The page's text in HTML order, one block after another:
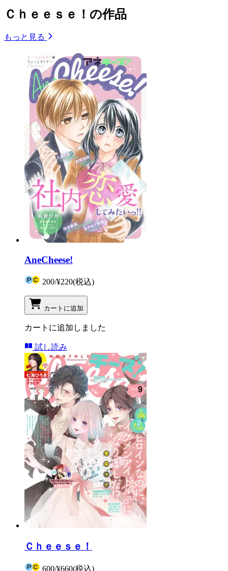
Ｃｈｅｅｓｅ！の作品
もっと見る
AneCheese!
200/¥220(税込)
カートに追加
カートに追加しました
試し読み
Ｃｈｅｅｓｅ！
600/¥660(税込)